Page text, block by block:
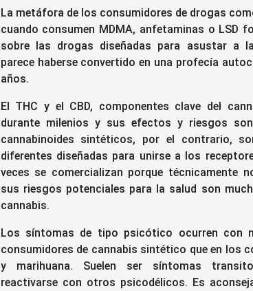
La metáfora de los consumidores de drogas
cuando consumen MDMA, anfetaminas o LSD
sobre las drogas diseñadas para asustar a
parece haberse convertido en una profecía
años.
El THC y el CBD, componentes clave del
durante milenios y sus efectos y riesgos
cannabinoides sintéticos, por el contrario,
diferentes diseñadas para unirse a los
veces se comercializan porque técnicamente
sus riesgos potenciales para la salud son
cannabis.
Los síntomas de tipo psicótico ocurren con
consumidores de cannabis sintético que en los
y marihuana. Suelen ser síntomas
reactivarse con otros psicodélicos. Es